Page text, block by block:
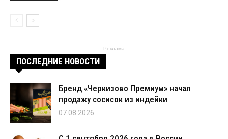
- Реклама -
ПОСЛЕДНИЕ НОВОСТИ
Бренд «Черкизово Премиум» начал
продажу сосисок из индейки
07.08.2026